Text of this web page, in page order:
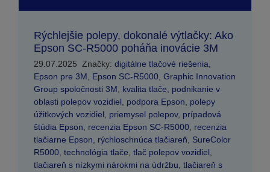
Rýchlejšie polepy, dokonalé výtlačky: Ako
Epson SC-R5000 poháňa inovácie 3M
29.07.2025 Značky: digitálne tlačové riešenia,
Epson pre 3M, Epson SC-R5000, Graphic Innovation
Group spoločnosti 3M, kvalita tlače, podnikanie v
oblasti polepov vozidiel, podpora Epson, polepy
úžitkových vozidiel, priemysel polepov, prípadová
štúdia Epson, recenzia Epson SC-R5000, recenzia
tlačiarne Epson, rýchloschnúca tlačiareň, SureColor
R5000, technológia tlače, tlač polepov vozidiel,
tlačiareň s nízkymi nárokmi na údržbu, tlačiareň s